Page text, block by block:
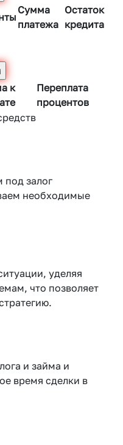
Сумма
платежа
Остаток
кредита
к
Переплата
процентов
под залог
необходимые
уделяя
что позволяет
и займа и
время сделки в